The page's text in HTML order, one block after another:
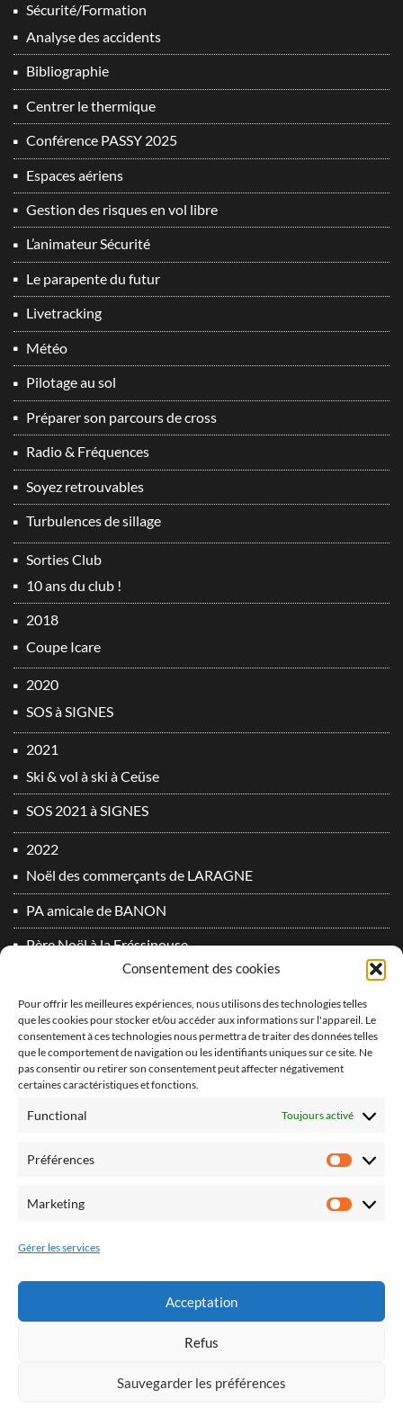
Consentement des cookies
Pour offrir les meilleures expériences, nous utilisons des technologies telles
que les cookies pour stocker et/ou accéder aux informations sur l'appareil. Le
consentement à ces technologies nous permettra de traiter des données telles
que le comportement de navigation ou les identifiants uniques sur ce site. Ne
pas consentir ou retirer son consentement peut affecter négativement
certaines caractéristiques et fonctions.
Functional Toujours activé
Préférences
Marketing
Gérer les services
Acceptation
Refus
Sauvegarder les préférences
Sécurité/Formation
Analyse des accidents
Bibliographie
Centrer le thermique
Conférence PASSY 2025
Espaces aériens
Gestion des risques en vol libre
L’animateur Sécurité
Le parapente du futur
Livetracking
Météo
Pilotage au sol
Préparer son parcours de cross
Radio & Fréquences
Soyez retrouvables
Turbulences de sillage
Sorties Club
10 ans du club !
2018
Coupe Icare
2020
SOS à SIGNES
2021
Ski & vol à ski à Ceüse
SOS 2021 à SIGNES
2022
Noël des commerçants de LARAGNE
PA amicale de BANON
Père Noël à la Fréssinouse
SOS 2022 à SIGNES
2023
Du plomb dans l’aile 2° Edition !
vidéo PA Oraison 2
2024
SOS 2024 à SIGNES
2025
Vol et repas du nouvel an